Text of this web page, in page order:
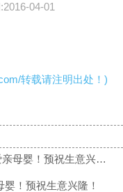
04-01
转载请注明出处！)
上一篇：热烈庆祝广东省邓女士加盟爱亲母婴！预祝生意兴隆！
！预祝生意兴隆！